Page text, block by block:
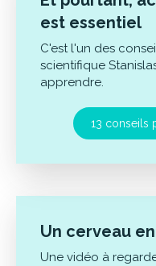
est essentiel
C'est l'un des
scientifique
apprendre.
13 conseils
Un cerveau
Une vidéo à